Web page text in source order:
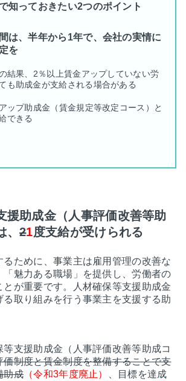
知っておきたい2つのポイント
は、半年から1年で、会社の実情に
を
結果、2％以上賃金アップしていない労
も助成金が支給される場合がある
ップ助成金（賃金規定等改定コース）と
できる
援助成金（人事評価改善等助
、21度支給が受けられる
るために、事業主は雇用管理の改善な
「魅力ある職場」を提供し、労働者の
とが重要です。人材確保等支援助成金
る取り組みを行う事業主を支援する助
等支援助成金（人事評価改善等助成コ
価制度と賃金制度を整備することで支
助成 （令和3年度廃止）
、目標を達成